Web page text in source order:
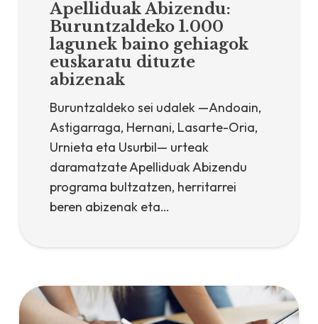
Apelliduak Abizendu:
Buruntzaldeko 1.000
lagunek baino gehiagok
euskaratu dituzte
abizenak
Buruntzaldeko sei udalek —Andoain,
Astigarraga, Hernani, Lasarte-Oria,
Urnieta eta Usurbil— urteak
daramatzate Apelliduak Abizendu
programa bultzatzen, herritarrei
beren abizenak eta…